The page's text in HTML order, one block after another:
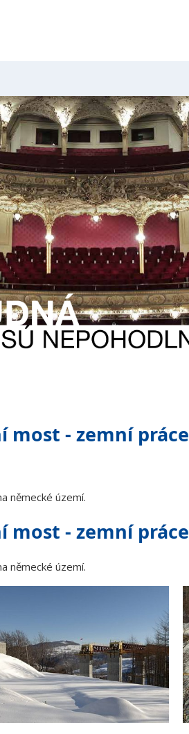
most - zemní práce
německé území.
most - zemní práce
německé území.